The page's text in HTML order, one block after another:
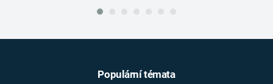
Populární témata